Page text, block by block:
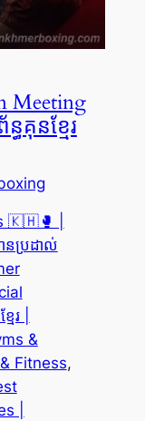
Meeting
គុនខ្មែរ
🇰🇭🥊 |
ប្រដាល់
រ |
&
Fitness
|